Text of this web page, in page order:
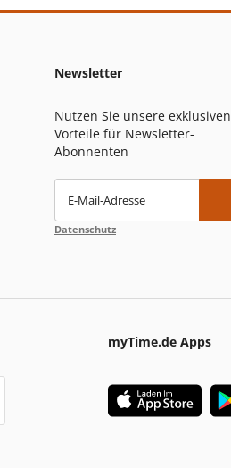
Newsletter
Nutzen Sie unsere exklusiven
Vorteile für Newsletter-
Abonnenten
E-Mail-Adresse
Datenschutz
myTime.de Apps